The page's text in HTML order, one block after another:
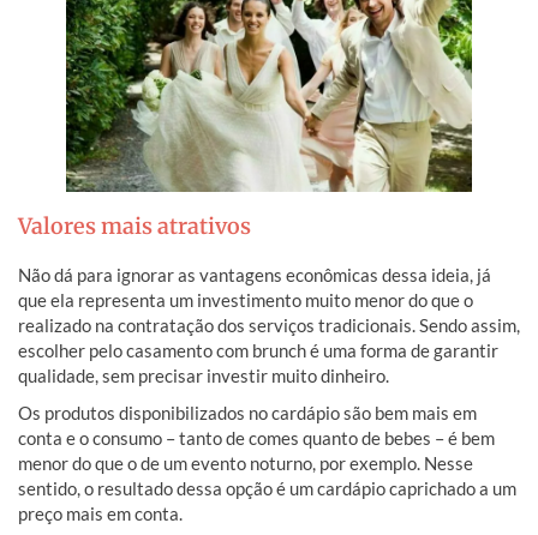
Valores mais atrativos
Não dá para ignorar as vantagens econômicas dessa ideia, já
que ela representa um investimento muito menor do que o
realizado na contratação dos serviços tradicionais. Sendo assim,
escolher pelo casamento com brunch é uma forma de garantir
qualidade, sem precisar investir muito dinheiro.
Os produtos disponibilizados no cardápio são bem mais em
conta e o consumo – tanto de comes quanto de bebes – é bem
menor do que o de um evento noturno, por exemplo. Nesse
sentido, o resultado dessa opção é um cardápio caprichado a um
preço mais em conta.